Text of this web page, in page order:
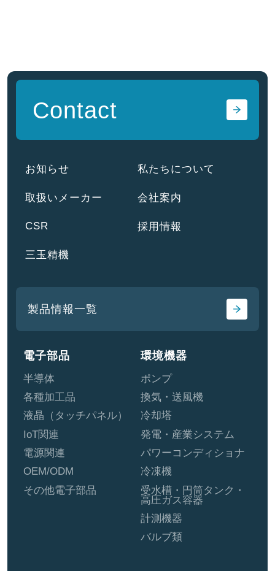
お知らせ 私たちについて
取扱いメーカー 会社案内
CSR 採用情報
三玉精機
Contact
製品情報一覧
電子部品
半導体
各種加工品
液晶（タッチパネル）
IoT関連
電源関連
OEM/ODM
その他電子部品
環境機器
ポンプ
換気・送風機
冷却塔
発電・産業システム
パワーコンディショナ
冷凍機
受水槽・円筒タンク・
高圧ガス容器
計測機器
バルブ類